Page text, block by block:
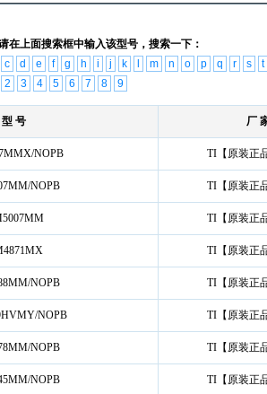
在上面搜索框中输入该型号，搜索一下：
c d e f g h i j k m n o p q r s
t
2 3 4 5 6 7 8 9
型 号 厂
NOPB TI【原装正
NOPB TI【原装正
TI【原装正
TI【原装正
NOPB TI【原装正
NOPB TI【原装正
NOPB TI【原装正
NOPB TI【原装正